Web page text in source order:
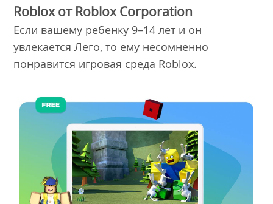
Roblox от Roblox Corporation
Если вашему ребенку 9–14 лет и он
увлекается Лего, то ему несомненно
понравится игровая среда Roblox.